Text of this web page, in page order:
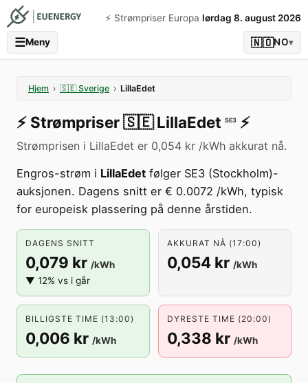
⚡️ Strømpriser Europa lørdag 8. august 2026
☰Meny 🇳🇴NO▾
Hjem › 🇸🇪 Sverige › LillaEdet
⚡️ Strømpriser🇸🇪 LillaEdet SE3 ⚡️
Strømprisen i LillaEdet er 0,054 kr /kWh akkurat nå.
Engros-strøm i LillaEdet følger SE3 (Stockholm)-
auksjonen. Dagens snitt er € 0.0072 /kWh, typisk
for europeisk plassering på denne årstiden.
DAGENS SNITT
0,079 kr /kWh
▼ 12% vs i går
AKKURAT NÅ (17:00)
0,054 kr /kWh
BILLIGSTE TIME (13:00)
0,006 kr /kWh
DYRESTE TIME (20:00)
0,338 kr /kWh